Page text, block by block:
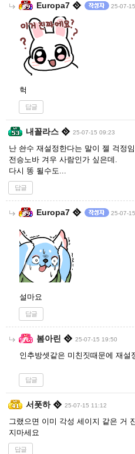
Europa7 25-07-
헉
답글
내꼴라스 25-07-15 09:23
난 솬수 재설정한다는 말이 젤 걱정
전승노바 겨우 사람인가 싶은데.
다시 똥 될수도...
답글
Europa7 25-07-
설마요
답글
봄아린 25-07-15 19:50
인추방셋같은 미친짓때문에 재설
답글
서폿하 25-07-15 11:12
그랬으면 이미 각성 세이지 같은 거
지마세요
답글